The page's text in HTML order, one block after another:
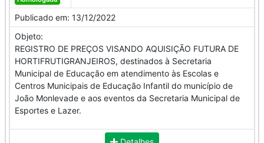
Publicado em: 13/12/2022
Objeto:
REGISTRO DE PREÇOS VISANDO AQUISIÇÃO FUTURA DE
HORTIFRUTIGRANJEIROS, destinados à Secretaria
Municipal de Educação em atendimento às Escolas e
Centros Municipais de Educação Infantil do município de
João Monlevade e aos eventos da Secretaria Municipal de
Esportes e Lazer.